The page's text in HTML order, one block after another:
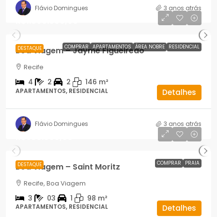
Flávio Domingues 3 anos atrás
DESTAQUE COMPRAR APARTAMENTOS ÁREA NOBRE RESIDENCIAL
Boa Viagem – Jayme Figueiredo
Recife
4 2 2 146 m²
APARTAMENTOS, RESIDENCIAL Detalhes
Flávio Domingues 3 anos atrás
DESTAQUE COMPRAR PRAIA
Boa Viagem – Saint Moritz
Recife, Boa Viagem
3 03 1 98 m²
APARTAMENTOS, RESIDENCIAL Detalhes